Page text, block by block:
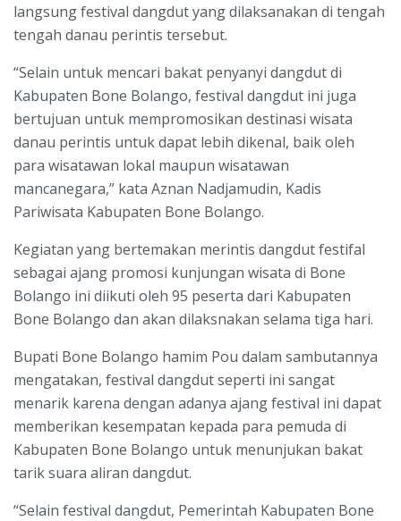
langsung festival dangdut yang dilaksanakan di tengah
tengah danau perintis tersebut.
“Selain untuk mencari bakat penyanyi dangdut di
Kabupaten Bone Bolango, festival dangdut ini juga
bertujuan untuk mempromosikan destinasi wisata
danau perintis untuk dapat lebih dikenal, baik oleh
para wisatawan lokal maupun wisatawan
mancanegara,” kata Aznan Nadjamudin, Kadis
Pariwisata Kabupaten Bone Bolango.
Kegiatan yang bertemakan merintis dangdut festifal
sebagai ajang promosi kunjungan wisata di Bone
Bolango ini diikuti oleh 95 peserta dari Kabupaten
Bone Bolango dan akan dilaksnakan selama tiga hari.
Bupati Bone Bolango hamim Pou dalam sambutannya
mengatakan, festival dangdut seperti ini sangat
menarik karena dengan adanya ajang festival ini dapat
memberikan kesempatan kepada para pemuda di
Kabupaten Bone Bolango untuk menunjukan bakat
tarik suara aliran dangdut.
“Selain festival dangdut, Pemerintah Kabupaten Bone